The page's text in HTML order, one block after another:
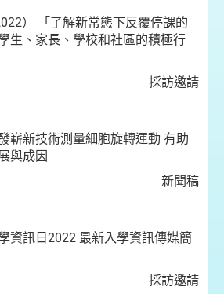
） 「了解新常態下反覆停課的
生、家長、學校和社區的積極行
採訪邀請
嶄新技術測量細胞旋轉運動 有助
與成因
新聞稿
資訊日2022 最新入學資訊傳媒簡
採訪邀請